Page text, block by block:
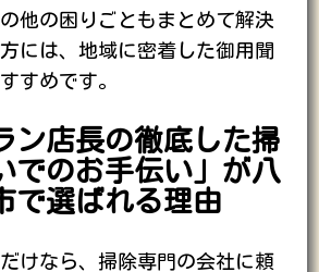
他の困りごともまとめて解決
には、地域に密着した御用聞
すめです。
ン店長の徹底した掃
でのお手伝い」が八
で選ばれる理由
けなら、掃除専門の会社に頼